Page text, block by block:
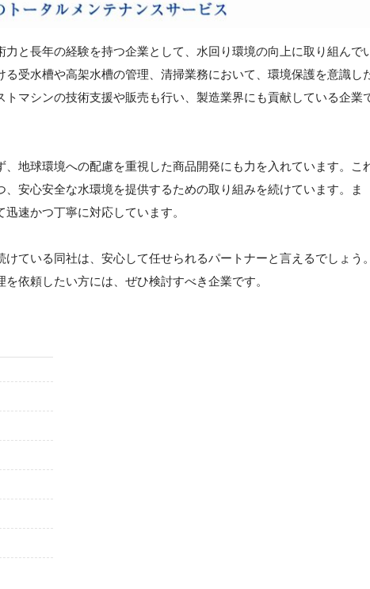
力と長年の経験を持つ企業として、水回り環境の向上に取り組んで
受水槽や高架水槽の管理、清掃業務において、環境保護を意識し
マシンの技術支援や販売も行い、製造業界にも貢献している企業
地球環境への配慮を重視した商品開発にも力を入れています。こ
安心安全な水環境を提供するための取り組みを続けています。ま
速かつ丁寧に対応しています。
ている同社は、安心して任せられるパートナーと言えるでしょう。
依頼したい方には、ぜひ検討すべき企業です。